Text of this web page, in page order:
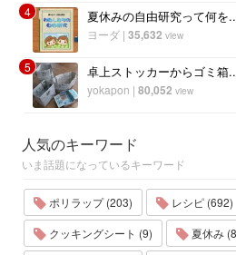
4 夏休みの自由研究って何を
ヨーダ | 35,632 view
5 卓上ストッカーからゴミ箱
yokapon | 80,052 view
人気のキーワード
いま話題になっているキーワード
ポリラップ (203) レシピ (692)
クッキングシート (9)
夏休み